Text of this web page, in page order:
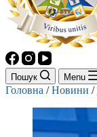
Пошук Menu
Головна /Новини /